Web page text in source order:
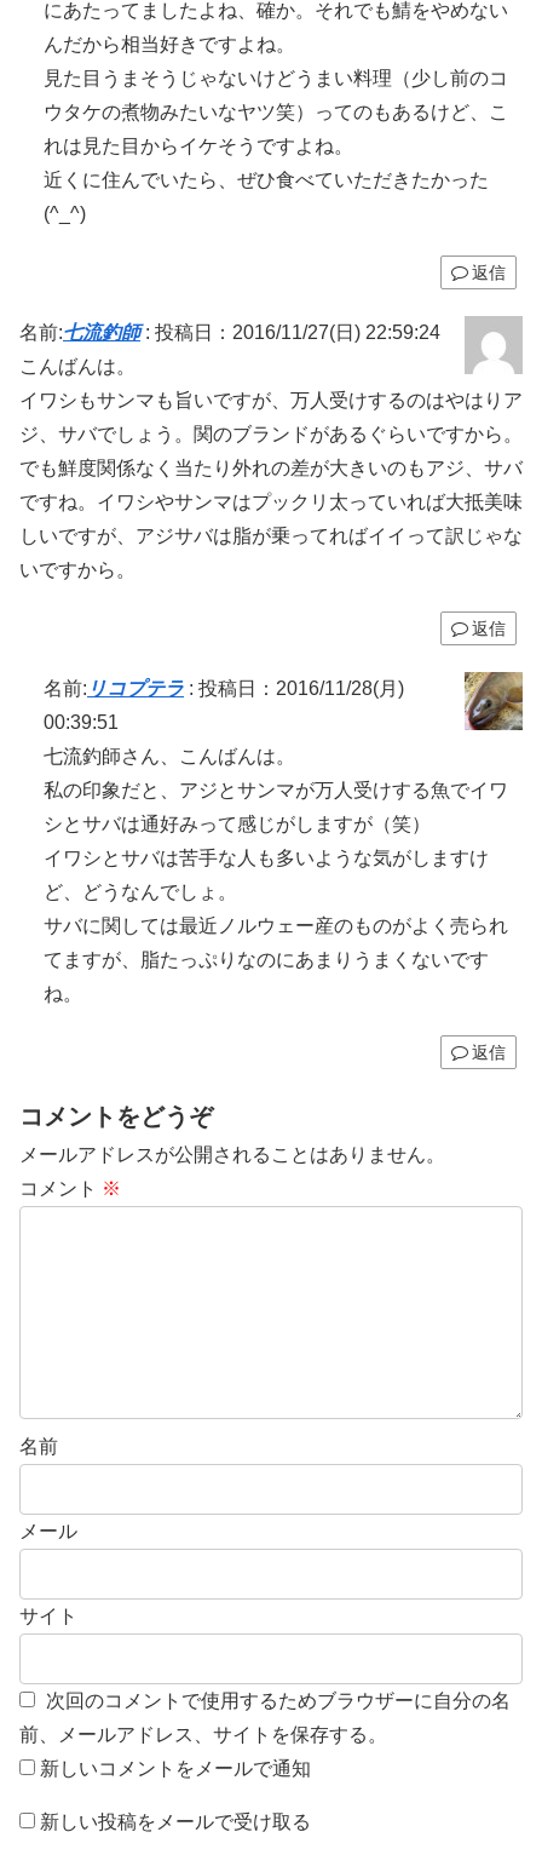
にあたってましたよね、確か。それでも鯖をやめない
んだから相当好きですよね。
見た目うまそうじゃないけどうまい料理（少し前のコ
ウタケの煮物みたいなヤツ笑）ってのもあるけど、こ
れは見た目からイケそうですよね。
近くに住んでいたら、ぜひ食べていただきたかった
(^_^)
返信
名前:七流釣師: 投稿日：2016/11/27(日) 22:59:24
こんばんは。
イワシもサンマも旨いですが、万人受けするのはやはりア
ジ、サバでしょう。関のブランドがあるぐらいですから。
でも鮮度関係なく当たり外れの差が大きいのもアジ、サバ
ですね。イワシやサンマはプックリ太っていれば大抵美味
しいですが、アジサバは脂が乗ってればイイって訳じゃな
いですから。
返信
名前: リコプテラ : 投稿日：2016/11/28(月)
00:39:51
七流釣師さん、こんばんは。
私の印象だと、アジとサンマが万人受けする魚でイワ
シとサバは通好みって感じがしますが（笑）
イワシとサバは苦手な人も多いような気がしますけ
ど、どうなんでしょ。
サバに関しては最近ノルウェー産のものがよく売られ
てますが、脂たっぷりなのにあまりうまくないです
ね。
返信
コメントをどうぞ
メールアドレスが公開されることはありません。
コメント ※
名前
メール
サイト
次回のコメントで使用するためブラウザーに自分の名
前、メールアドレス、サイトを保存する。
新しいコメントをメールで通知
新しい投稿をメールで受け取る